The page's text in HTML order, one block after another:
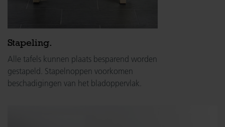
Stapeling.
Alle tafels kunnen plaats besparend worden
gestapeld. Stapelnoppen voorkomen
beschadigingen van het bladoppervlak.